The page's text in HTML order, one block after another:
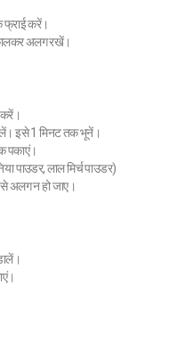
फ्राई करें।
अलग रखें।
इसे 1 मिनट तक भूनें।
पकाएं।
पाउडर, लाल मिर्च पाउडर)
अलग न हो जाए।